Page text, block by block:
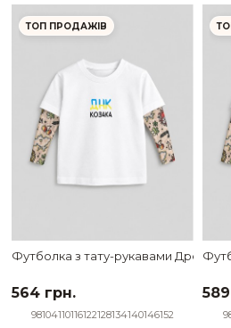
ТОП ПРОДАЖІВ
Футболка з тату-рукавами Дрейк
564 грн.
98104110116122128134140146152